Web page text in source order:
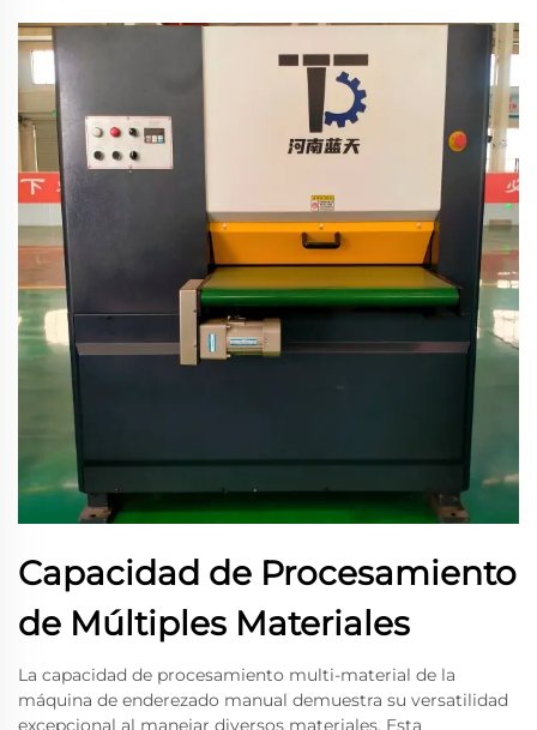
Capacidad de Procesamiento
de Múltiples Materiales
La capacidad de procesamiento multi-material de la
máquina de enderezado manual demuestra su versatilidad
excepcional al manejar diversos materiales. Esta